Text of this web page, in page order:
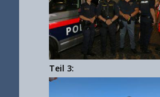
Teil 3: